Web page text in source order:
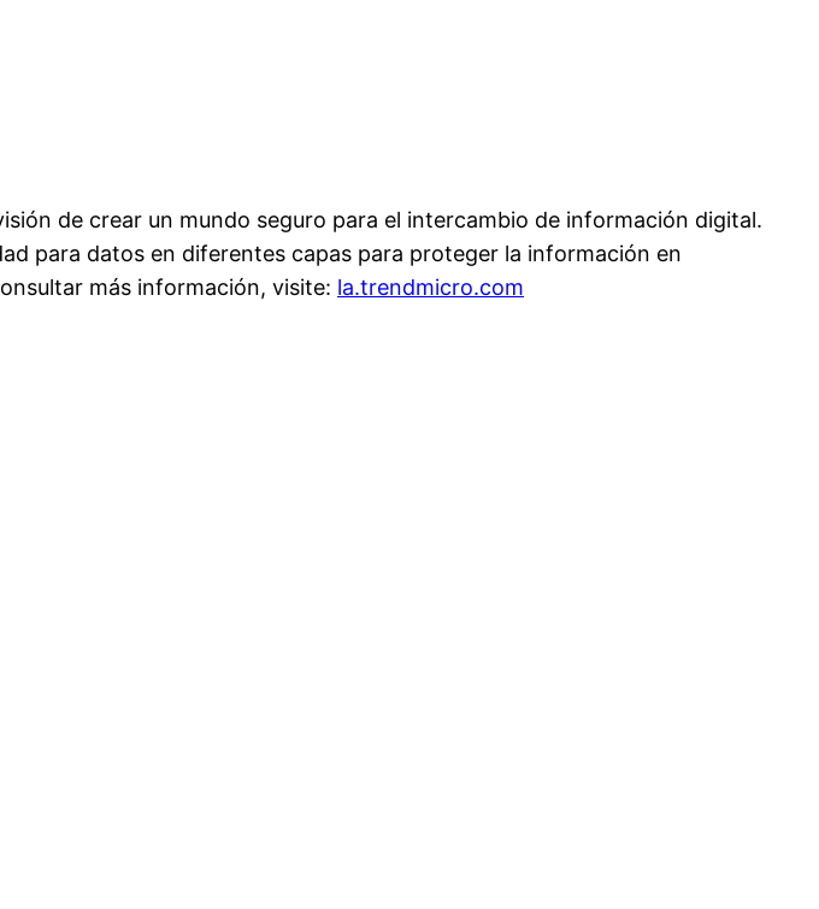
de crear un mundo seguro para el intercambio de información digital.
para datos en diferentes capas para proteger la información en
más información, visite: la.trendmicro.com